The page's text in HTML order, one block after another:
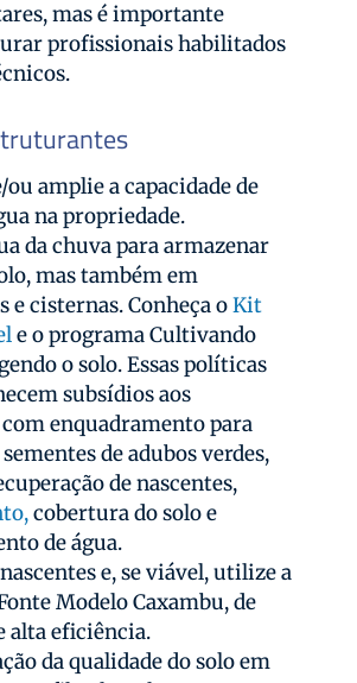
mas é importante
profissionais habilitados
amplie a capacidade de
na propriedade.
da chuva para armazenar
mas também em
e cisternas. Conheça oKit
e o programa Cultivando
o solo. Essas políticas
subsídios aos
enquadramento para
de adubos verdes,
de nascentes,
cobertura do solo e
de água.
e, se viável, utilize a
Modelo Caxambu, de
alta eficiência.
da qualidade do solo em